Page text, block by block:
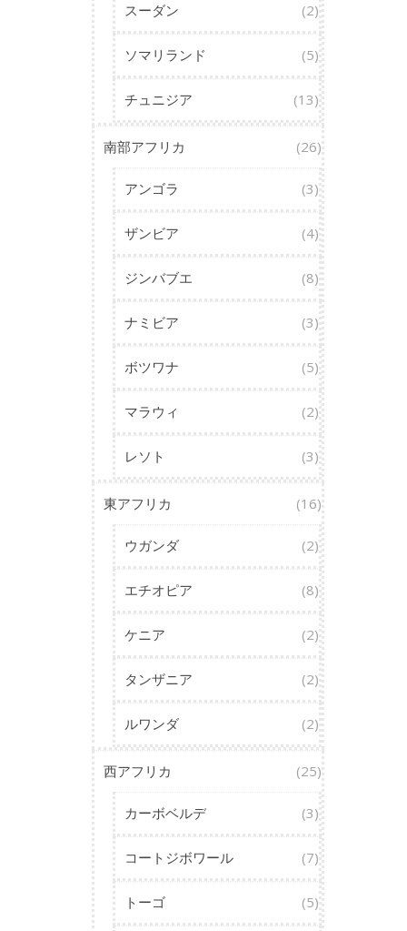
スーダン (2)
ソマリランド (5)
チュニジア (13)
南部アフリカ (26)
アンゴラ (3)
ザンビア (4)
ジンバブエ (8)
ナミビア (3)
ボツワナ (5)
マラウィ (2)
レソト (3)
東アフリカ (16)
ウガンダ (2)
エチオピア (8)
ケニア (2)
タンザニア (2)
ルワンダ (2)
西アフリカ (25)
カーボベルデ (3)
コートジボワール (7)
トーゴ (5)